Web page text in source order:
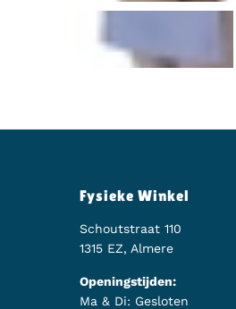
Fysieke Winkel
Schoutstraat 110
1315 EZ, Almere
Openingstijden:
Ma & Di: Gesloten